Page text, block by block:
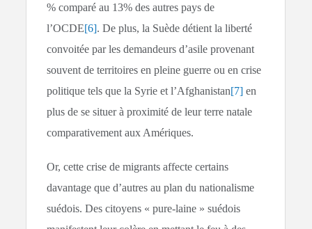
% comparé au 13% des autres pays de
l’OCDE[6]. De plus, la Suède détient la liberté
convoitée par les demandeurs d’asile provenant
souvent de territoires en pleine guerre ou en crise
politique tels que la Syrie et l’Afghanistan[7] en
plus de se situer à proximité de leur terre natale
comparativement aux Amériques.
Or, cette crise de migrants affecte certains
davantage que d’autres au plan du nationalisme
suédois. Des citoyens « pure-laine » suédois